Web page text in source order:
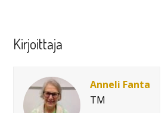
Kirjoittaja
Anneli Fanta
TM